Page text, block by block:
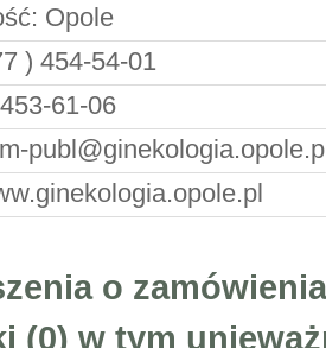
Opole
) 454-54-01
61-06
o
(0) w tym